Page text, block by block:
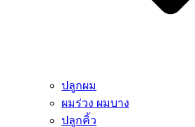
ปลูกผม
ผมร่วง ผมบาง
ปลูกคิ้ว